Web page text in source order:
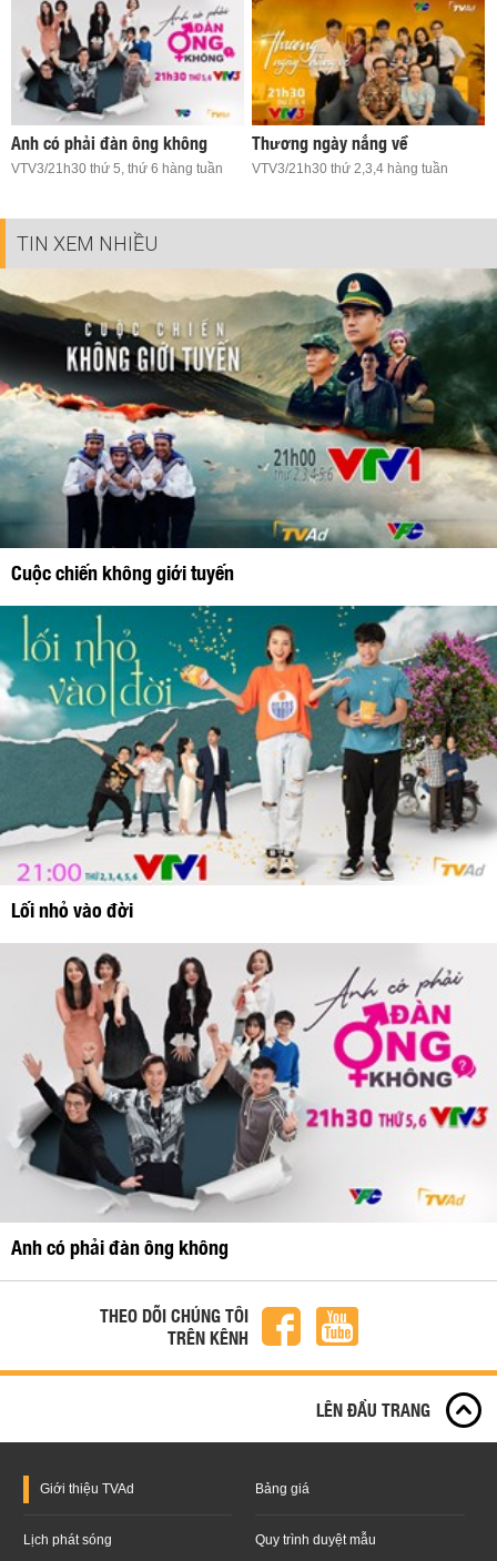
Anh có phải đàn ông không
VTV3/21h30 thứ 5, thứ 6 hàng tuần
Thương ngày nắng về
VTV3/21h30 thứ 2,3,4 hàng tuần
TIN XEM NHIỀU
Cuộc chiến không giới tuyến
Lối nhỏ vào đời
Anh có phải đàn ông không
THEO DÕI CHÚNG TÔI
TRÊN KÊNH
LÊN ĐẦU TRANG
Giới thiệu TVAd Bảng giá
Lịch phát sóng Quy trình duyệt mẫu